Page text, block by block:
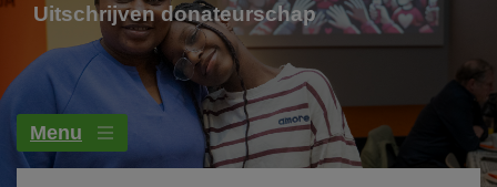
Uitschrijven donateurschap
Menu